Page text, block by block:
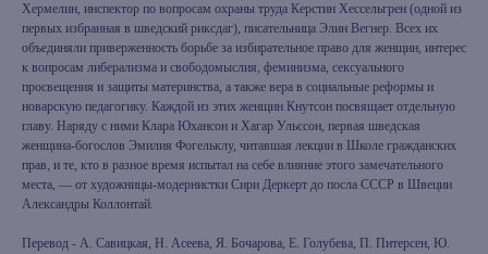
Хермелин, инспектор по вопросам охраны труда Керстин Хессельгрен (одной из
первых избранная в шведский риксдаг), писательница Элин Вегнер. Всех их
объединяли приверженность борьбе за избирательное право для женщин, интерес
к вопросам либерализма и свободомыслия, феминизма, сексуального
просвещения и защиты материнства, а также вера в социальные реформы и
новарскую педагогику. Каждой из этих женщин Кнутсон посвящает отдельную
главу. Наряду с ними Клара Юхансон и Хагар Ульссон, первая шведская
женщина-богослов Эмилия Фогельклу, читавшая лекции в Школе гражданских
прав, и те, кто в разное время испытал на себе влияние этого замечательного
места, — от художницы-модернистки Сири Деркерт до посла СССР в Швеции
Александры Коллонтай.
Перевод - А. Савицкая, Н. Асеева, Я. Бочарова, Е. Голубева, П. Питерсен, Ю.